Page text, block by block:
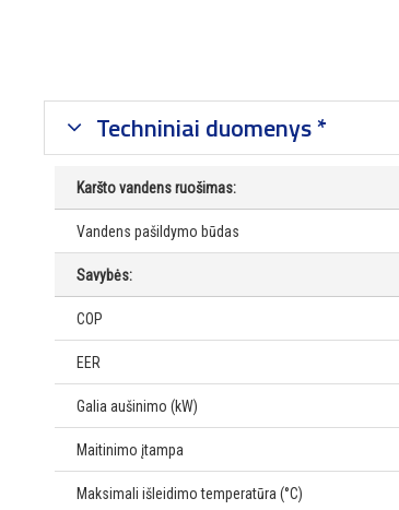
Techniniai duomenys *
Karšto vandens ruošimas:
Vandens pašildymo būdas
Savybės:
COP
EER
Galia aušinimo (kW)
Maitinimo įtampa
Maksimali išleidimo temperatūra (°C)